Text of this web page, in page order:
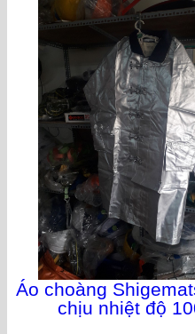
Áo choàng
chịu nhiệt độ